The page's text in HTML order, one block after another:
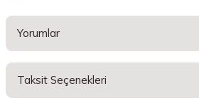
Yorumlar
Taksit Seçenekleri